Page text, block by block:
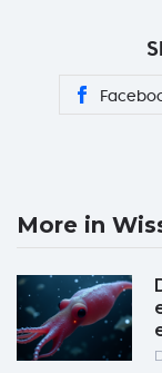
More in